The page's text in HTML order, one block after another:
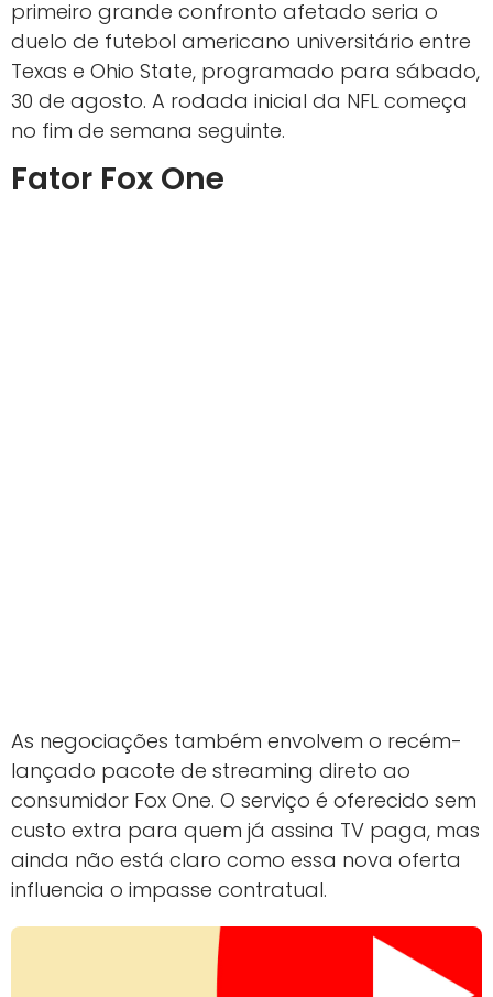
primeiro grande confronto afetado seria o
duelo de futebol americano universitário entre
Texas e Ohio State, programado para sábado,
30 de agosto. A rodada inicial da NFL começa
no fim de semana seguinte.
Fator Fox One
As negociações também envolvem o recém-
lançado pacote de streaming direto ao
consumidor Fox One. O serviço é oferecido sem
custo extra para quem já assina TV paga, mas
ainda não está claro como essa nova oferta
influencia o impasse contratual.